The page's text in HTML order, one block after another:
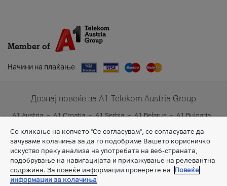
Member of
Начини на плаќање
Дознај повеќе за A1 Telekom Austria Group
A1 Austria A1 Croatia A1 Serbia A1 Belarus
A1 Bulgaria
A1 Slovenia
A1 Digital
Со кликање на копчето "Се согласувам", се согласувате да
зачуваме колачиња за да го подобриме Вашето корисничко
искуство преку анализа на употребата на веб-страната,
подобрување на навигацијата и прикажување на релевантна
содржина. За повеќе информации проверете на
Повеќе
информации за колачиња